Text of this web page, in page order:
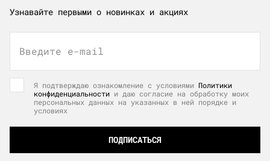
Узнавайте первыми о новинках и акциях
Введите e-mail
Я подтверждаю ознакомление с условиями Политики
конфиденциальности и даю согласие на обработку моих
персональных данных на указанных в ней порядке и
условиях
ПОДПИСАТЬСЯ